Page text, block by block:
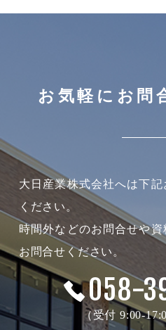
お気軽にお問
大日産業株式会社へは下
ください。
時間外などのお問合せや
お問合せください。
058-
（受付 9:00-